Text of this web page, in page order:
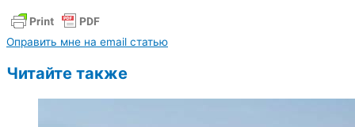
Оправить мне на email статью
Читайте также